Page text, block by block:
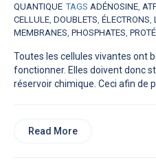
QUANTIQUE TAGS ADÉNOSINE, ATP
CELLULE, DOUBLETS, ÉLECTRONS,
MEMBRANES, PHOSPHATES,
Toutes les cellules vivantes ont
fonctionner. Elles doivent donc
réservoir chimique. Ceci afin de
Read More